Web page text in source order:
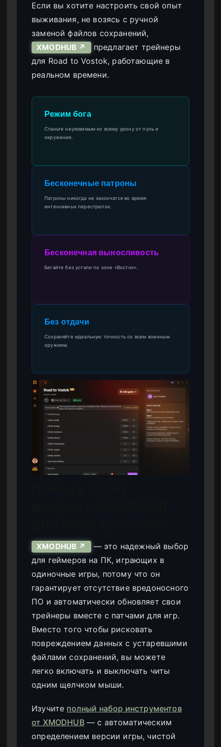
Если вы хотите настроить свой опыт
выживания, не возясь с ручной
заменой файлов сохранений,
XMODHUB ↗
предлагает трейнеры
для Road to Vostok, работающие в
реальном времени.
Режим бога
Станьте неуязвимым ко всему урону от пуль и
окружения.
Бесконечные патроны
Патроны никогда не закончатся во время
интенсивных перестрелок.
Бесконечная выносливость
Бегайте без устали по зоне «Восток».
Без отдачи
Сохраняйте идеальную точность со всем военным
оружием.
XMODHUB ↗
— это надежный выбор
для геймеров на ПК, играющих в
одиночные игры, потому что он
гарантирует отсутствие вредоносного
ПО и автоматически обновляет свои
трейнеры вместе с патчами для игр.
Вместо того чтобы рисковать
повреждением данных с устаревшими
файлами сохранений, вы можете
легко включать и выключать читы
одним щелчком мыши.
Изучите полный набор инструментов
от XMODHUB— с автоматическим
определением версии игры, чистой